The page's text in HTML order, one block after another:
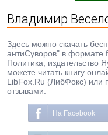
Владимир
Здесь можно скачать
антиСуворов" в
Политика, издательство
можете читать книгу
LibFox.Ru (ЛибФокс) или
отзывами.
На Facebook